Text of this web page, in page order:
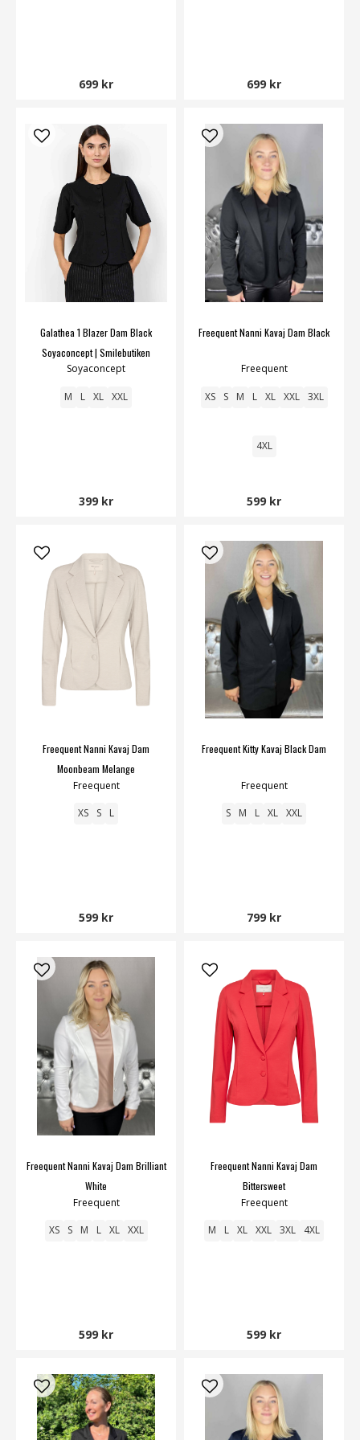
699 kr 699 kr
Galathea 1 Blazer Dam Black
Soyaconcept | Smilebutiken
Soyaconcept
M L XL XXL
399 kr
Freequent Nanni Kavaj Dam Black
Freequent
XS S M L XL XXL 3XL
4XL
599 kr
Freequent Nanni Kavaj Dam
Moonbeam Melange
Freequent
XS S L
599 kr
Freequent Kitty Kavaj Black Dam
Freequent
S M L XL XXL
799 kr
Freequent Nanni Kavaj Dam Brilliant
White
Freequent
XS S M L XL XXL
599 kr
Freequent Nanni Kavaj Dam
Bittersweet
Freequent
M L XL XXL 3XL 4XL
599 kr